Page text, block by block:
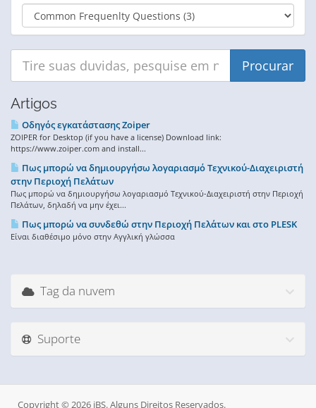
Artigos
Οδηγός εγκατάστασης Zoiper
ZOIPER for Desktop (if you have a license) Download link:
https://www.zoiper.com and install...
Πως μπορώ να δημιουργήσω λογαριασμό Τεχνικού-Διαχειριστή
στην Περιοχή Πελάτων
Πως μπορώ να δημιουργήσω λογαριασμό Τεχνικού-Διαχειριστή στην Περιοχή
Πελάτων, δηλαδή να μην έχει...
Πως μπορώ να συνδεθώ στην Περιοχή Πελα΄των και στο PLESK
Είναι διαθέσιμο μόνο στην Αγγλική γλώσσα
Tag da nuvem
Suporte
Copyright © 2026 iBS. Alguns Direitos Reservados.